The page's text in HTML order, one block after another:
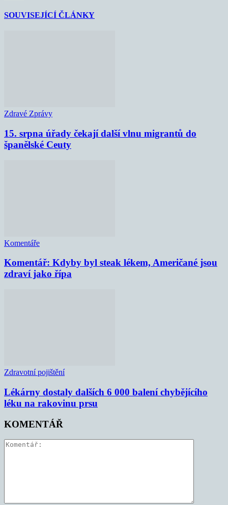
SOUVISEJÍCÍ ČLÁNKY
Zdravé Zprávy
15. srpna úřady čekají další vlnu migrantů do
španělské Ceuty
Komentáře
Komentář: Kdyby byl steak lékem, Američané jsou
zdraví jako řípa
Zdravotní pojištění
Lékárny dostaly dalších 6 000 balení chybějícího
léku na rakovinu prsu
KOMENTÁŘ